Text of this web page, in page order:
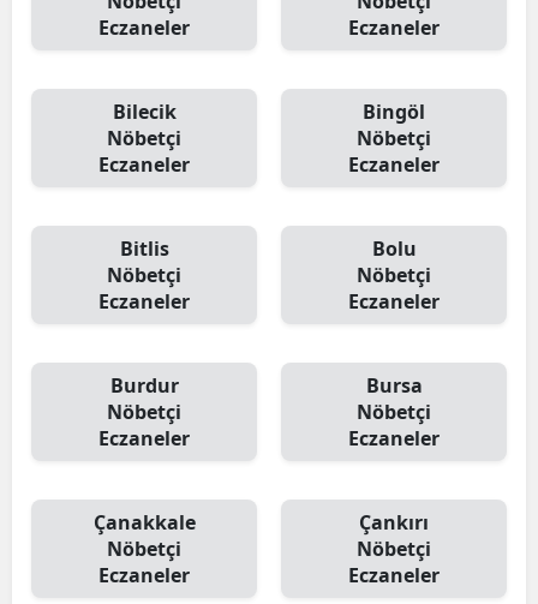
Eczaneler
Eczaneler
Bilecik
Nöbetçi
Eczaneler
Bingöl
Nöbetçi
Eczaneler
Bitlis
Nöbetçi
Eczaneler
Bolu
Nöbetçi
Eczaneler
Burdur
Nöbetçi
Eczaneler
Bursa
Nöbetçi
Eczaneler
Çanakkale
Nöbetçi
Eczaneler
Çankırı
Nöbetçi
Eczaneler